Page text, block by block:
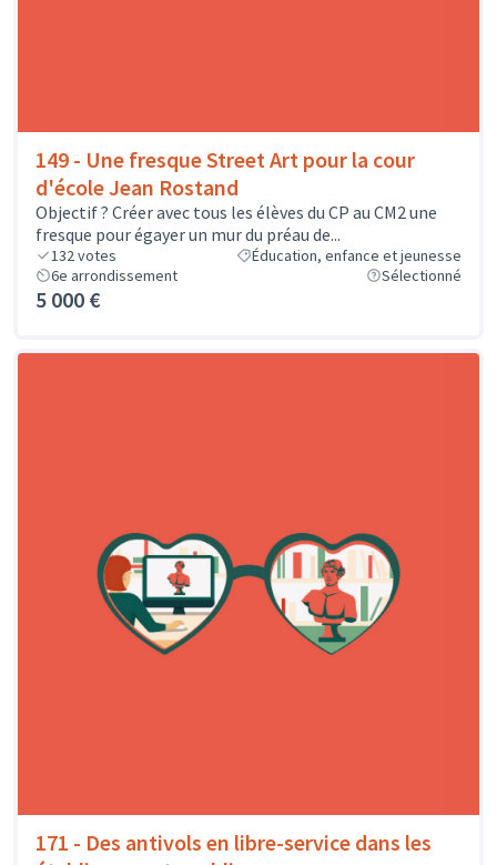
149 - Une fresque Street Art pour la cour
d'école Jean Rostand
Objectif ? Créer avec tous les élèves du CP au CM2 une
fresque pour égayer un mur du préau de...
132votes
Éducation, enfance et jeunesse
6e arrondissement
Sélectionné
5 000 €
171 - Des antivols en libre-service dans les